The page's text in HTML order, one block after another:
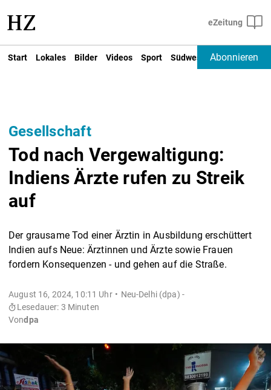
Start Lokales Bilder Videos Sport Südwest Deutschland
Abonnieren
Gesellschaft
Tod nach Vergewaltigung:
Indiens Ärzte rufen zu Streik
auf
Der grausame Tod einer Ärztin in Ausbildung erschüttert
Indien aufs Neue: Ärztinnen und Ärzte sowie Frauen
fordern Konsequenzen - und gehen auf die Straße.
August 16, 2024, 10:11 Uhr
Neu-Delhi (dpa) -
Lesedauer: 3 Minuten
Vondpa